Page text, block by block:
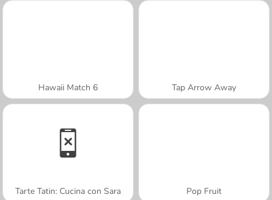
Hawaii Match 6 Tap Arrow Away
Tarte Tatin: Cucina con Sara Pop Fruit